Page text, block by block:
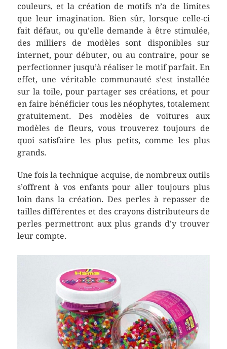
couleurs, et la création de motifs n’a de limites
que leur imagination. Bien sûr, lorsque celle-ci
fait défaut, ou qu’elle demande à être stimulée,
des milliers de modèles sont disponibles sur
internet, pour débuter, ou au contraire, pour se
perfectionner jusqu’à réaliser le motif parfait. En
effet, une véritable communauté s’est installée
sur la toile, pour partager ses créations, et pour
en faire bénéficier tous les néophytes, totalement
gratuitement. Des modèles de voitures aux
modèles de fleurs, vous trouverez toujours de
quoi satisfaire les plus petits, comme les plus
grands.
Une fois la technique acquise, de nombreux outils
s’offrent à vos enfants pour aller toujours plus
loin dans la création. Des perles à repasser de
tailles différentes et des crayons distributeurs de
perles permettront aux plus grands d’y trouver
leur compte.